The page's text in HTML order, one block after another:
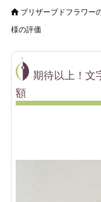
ブリザーブドフラワー
様の評価
期待以上！文
額